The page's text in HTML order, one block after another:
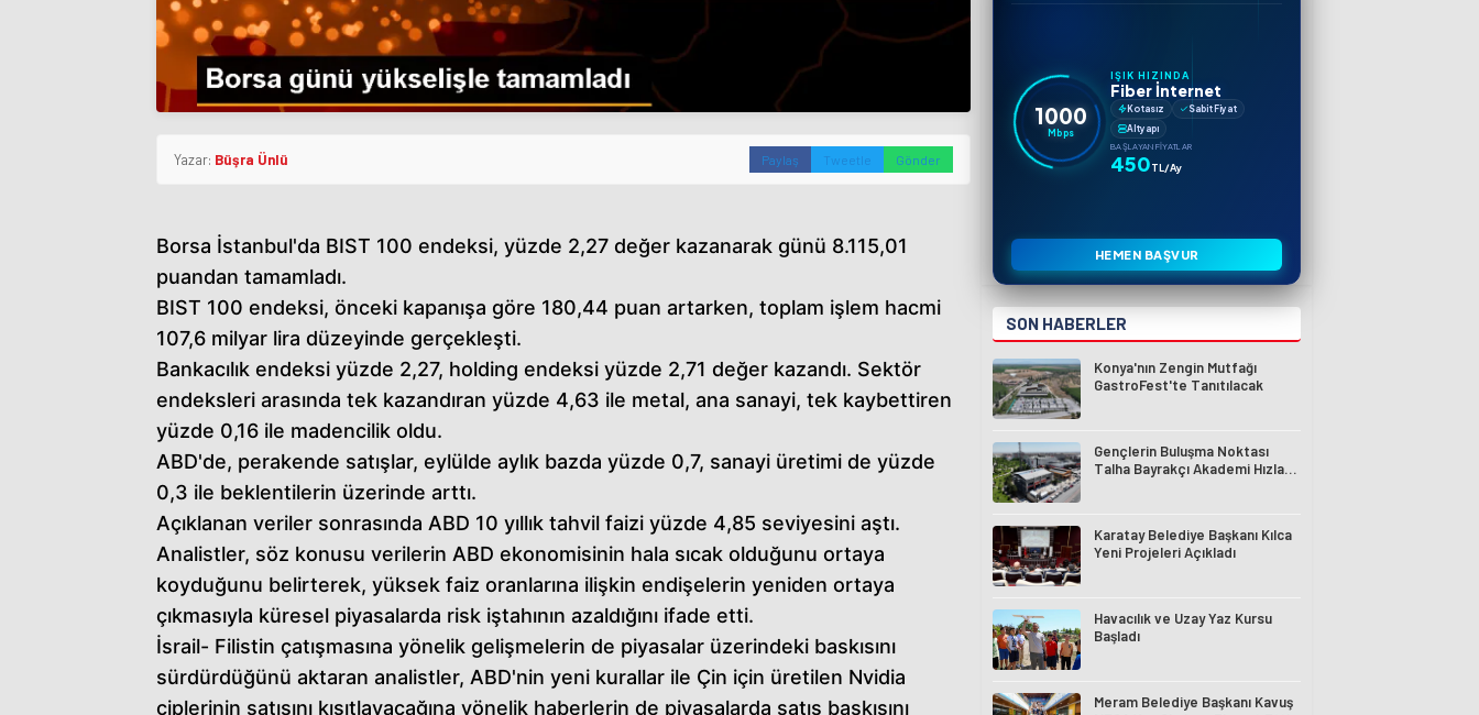
Yazar: Büşra Ünlü Paylaş Tweetle Gönder
Borsa İstanbul'da BIST 100 endeksi, yüzde 2,27 değer kazanarak günü 8.115,01
puandan tamamladı.
BIST 100 endeksi, önceki kapanışa göre 180,44 puan artarken, toplam işlem hacmi
107,6 milyar lira düzeyinde gerçekleşti.
Bankacılık endeksi yüzde 2,27, holding endeksi yüzde 2,71 değer kazandı. Sektör
endeksleri arasında tek kazandıran yüzde 4,63 ile metal, ana sanayi, tek kaybettiren
yüzde 0,16 ile madencilik oldu.
ABD'de, perakende satışlar, eylülde aylık bazda yüzde 0,7, sanayi üretimi de yüzde
0,3 ile beklentilerin üzerinde arttı.
Açıklanan veriler sonrasında ABD 10 yıllık tahvil faizi yüzde 4,85 seviyesini aştı.
Analistler, söz konusu verilerin ABD ekonomisinin hala sıcak olduğunu ortaya
koyduğunu belirterek, yüksek faiz oranlarına ilişkin endişelerin yeniden ortaya
çıkmasıyla küresel piyasalarda risk iştahının azaldığını ifade etti.
İsrail- Filistin çatışmasına yönelik gelişmelerin de piyasalar üzerindeki baskısını
sürdürdüğünü aktaran analistler, ABD'nin yeni kurallar ile Çin için üretilen Nvidia
çiplerinin satışını kısıtlayacağına yönelik haberlerin de piyasalarda satış baskısını
1000
Mbps
IŞIK HIZINDA
Fiber İnternet
Kotasız
Sabit Fiyat
Altyapı
BAŞLAYAN FIYATLAR
450TL/Ay
HEMEN BAŞVUR
SON HABERLER
Konya'nın Zengin Mutfağı
GastroFest'te Tanıtılacak
Gençlerin Buluşma Noktası
Talha Bayrakçı Akademi Hızla
Karatay Belediye Başkanı Kılca
Yeni Projeleri Açıkladı
Havacılık ve Uzay Yaz Kursu
Başladı
Meram Belediye Başkanı Kavuş